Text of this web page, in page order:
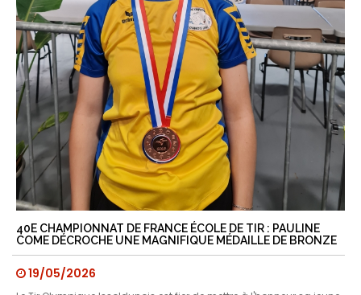
40E CHAMPIONNAT DE FRANCE ÉCOLE DE TIR : PAULINE
COME DÉCROCHE UNE MAGNIFIQUE MÉDAILLE DE BRONZE
19/05/2026